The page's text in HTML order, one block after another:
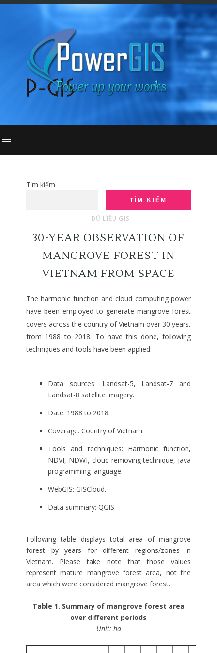
Tìm kiếm
DỮ LIỆU GIS
30-YEAR OBSERVATION OF
MANGROVE FOREST IN
VIETNAM FROM SPACE
The harmonic function and cloud computing power
have been employed to generate mangrove forest
covers across the country of Vietnam over 30 years,
from 1988 to 2018. To have this done, following
techniques and tools have been applied:
Data sources: Landsat-5, Landsat-7 and
Landsat-8 satellite imagery.
Date: 1988 to 2018.
Coverage: Country of Vietnam.
Tools and techniques: Harmonic function,
NDVI, NDWI, cloud-removing technique, java
programming language.
WebGIS: GISCloud.
Data summary: QGIS.
Following table displays total area of mangrove
forest by years for different regions/zones in
Vietnam. Please take note that those values
represent mature mangrove forest area, not the
area which were considered mangrove forest.
Table 1. Summary of mangrove forest area
over different periods
Unit: ha